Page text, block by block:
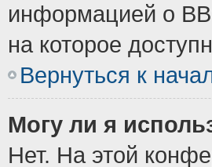
информацией о
на которое
Вернуться к
Могу ли я
Нет. На этой